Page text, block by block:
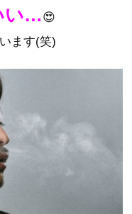
い… 😍
ます(笑)